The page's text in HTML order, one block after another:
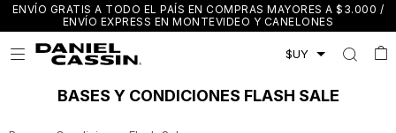
ENVÍO GRATIS A TODO EL PAÍS EN COMPRAS MAYORES A $3.000 /
ENVÍO EXPRESS EN MONTEVIDEO Y CANELONES

BASES Y CONDICIONES FLASH SALE